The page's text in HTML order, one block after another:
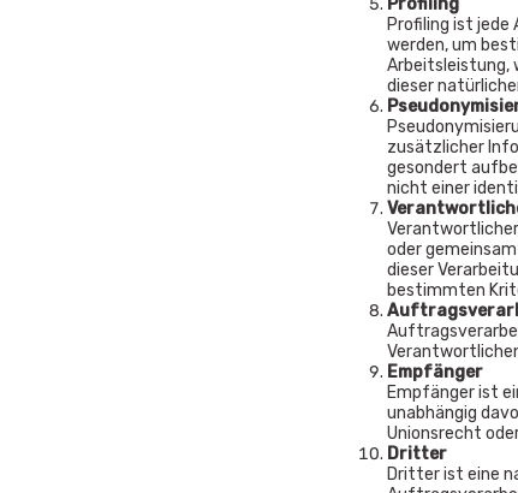
Profiling
Profiling ist
werden, um
Arbeitsleistung,
dieser
zusätzlicher
gesondert
nicht einer
oder
dieser
bestimmten
Empfänger
Empfänger ist
unabhängig
Unionsrecht
Dritter
Dritter ist eine